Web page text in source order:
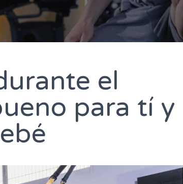
el
para tí y